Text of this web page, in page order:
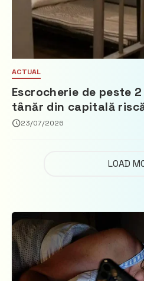
ACTUAL
Escrocherie de peste
tânăr din capitală
închisoare
23/07/2026
LOAD